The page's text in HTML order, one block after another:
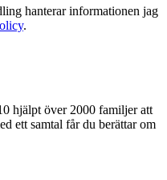
hanterar informationen jag
.
hjälpt över 2000 familjer att
ett samtal får du berättar om